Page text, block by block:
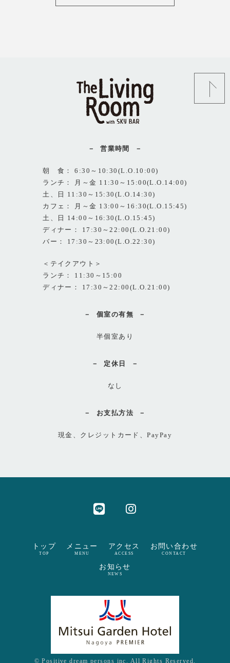
営業時間
朝 食： 6:30～10:30(L.O.10:00)
ランチ： 月～金 11:30～15:00(L.O.14:00)
土、日 11:30～15:30(L.O.14:30)
カフェ： 月～金 13:00～16:30(L.O.15:45)
土、日 14:00～16:30(L.O.15:45)
ディナー： 17:30～22:00(L.O.21:00)
バー： 17:30～23:00(L.O.22:30)
＜テイクアウト＞
ランチ： 11:30～15:00
ディナー： 17:30～22:00(L.O.21:00)
個室の有無
半個室あり
定休日
なし
お支払方法
現金、クレジットカード、PayPay
トップ
TOP
メニュー
MENU
アクセス
ACCESS
お問い合わせ
CONTACT
お知らせ
NEWS
© Positive dream persons inc. All Rights Reserved.